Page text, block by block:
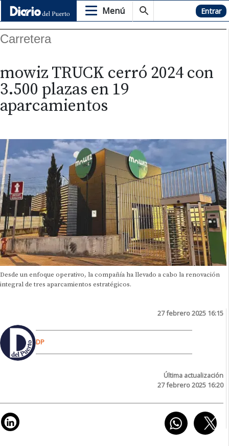
Menú Hemeroteca Entrar
Carretera
mowiz TRUCK cerró 2024 con
3.500 plazas en 19
aparcamientos
Desde un enfoque operativo, la compañía ha llevado a cabo la renovación
integral de tres aparcamientos estratégicos.
27 febrero 2025 16:15
DP
Última actualización
27 febrero 2025 16:20